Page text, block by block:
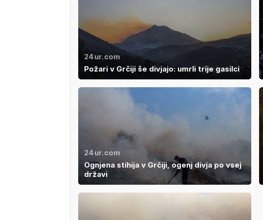
24ur.com
Požari v Grčiji še divjajo: umrli trije gasilci
24ur.com
Ognjena stihija v Grčiji, ogenj divja po vsej
državi